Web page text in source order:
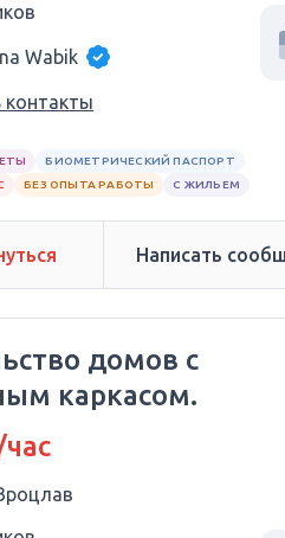
Wabik
контакты
БИОМЕТРИЧЕСКИЙ ПАСПОРТ
БЕЗ ОПЫТА РАБОТЫ С ЖИЛЬЕМ
Написать
домов с
каркасом.